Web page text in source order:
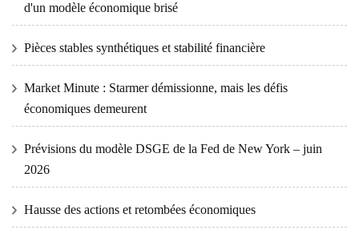
d'un modèle économique brisé
Pièces stables synthétiques et stabilité financière
Market Minute : Starmer démissionne, mais les défis
économiques demeurent
Prévisions du modèle DSGE de la Fed de New York – juin
2026
Hausse des actions et retombées économiques